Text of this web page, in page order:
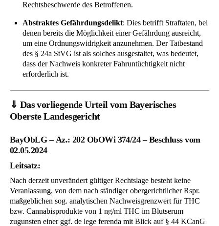
Rechtsbeschwerde des Betroffenen.
Abstraktes Gefährdungsdelikt: Dies betrifft Straftaten, bei
denen bereits die Möglichkeit einer Gefährdung ausreicht,
um eine Ordnungswidrigkeit anzunehmen. Der Tatbestand
des § 24a StVG ist als solches ausgestaltet, was bedeutet,
dass der Nachweis konkreter Fahruntüchtigkeit nicht
erforderlich ist.
⇓ Das vorliegende Urteil vom Bayerisches
Oberste Landesgericht
BayObLG – Az.: 202 ObOWi 374/24 – Beschluss vom
02.05.2024
Leitsatz:
Nach derzeit unverändert gültiger Rechtslage besteht keine
Veranlassung, von dem nach ständiger obergerichtlicher Rspr.
maßgeblichen sog. analytischen Nachweisgrenzwert für THC
bzw. Cannabisprodukte von 1 ng/ml THC im Blutserum
zugunsten einer ggf. de lege ferenda mit Blick auf § 44 KCanG